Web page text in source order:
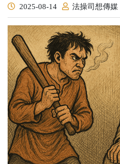
2025-08-14 法操司想傳媒